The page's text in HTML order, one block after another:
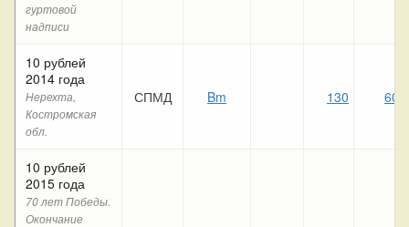
гуртовой
надписи
10 рублей
2014 года
Нерехта,
Костромская
обл.
СПМД Bm 130 60
10 рублей
2015 года
70 лет Победы.
Окончание